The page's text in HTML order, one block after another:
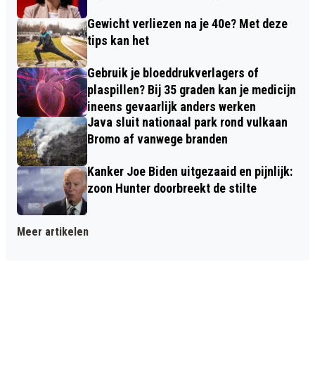
Gewicht verliezen na je 40e? Met deze
tips kan het
Gebruik je bloeddrukverlagers of
plaspillen? Bij 35 graden kan je medicijn
ineens gevaarlijk anders werken
Java sluit nationaal park rond vulkaan
Bromo af vanwege branden
Kanker Joe Biden uitgezaaid en pijnlijk:
zoon Hunter doorbreekt de stilte
Meer artikelen